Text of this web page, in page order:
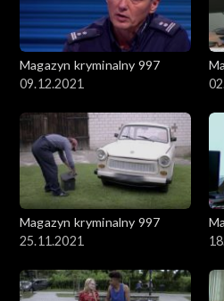
Magazyn kryminalny 997
09.12.2021
Magazyn kryminalny 997
25.11.2021